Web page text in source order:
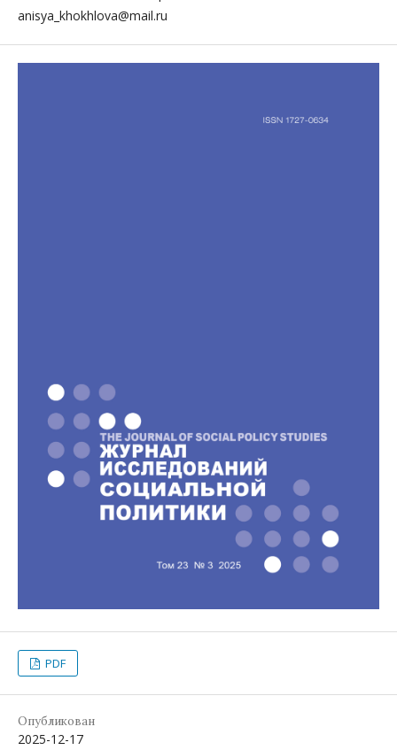
anisya_khokhlova@mail.ru
PDF
Опубликован
2025-12-17